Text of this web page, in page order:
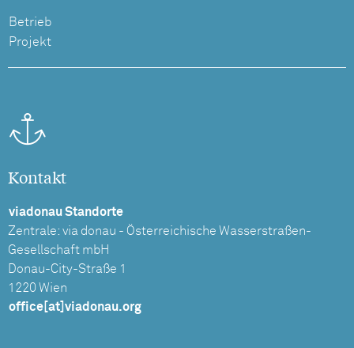
Betrieb
Projekt
Kontakt
viadonau Standorte
Zentrale: via donau - Österreichische Wasserstraßen-
Gesellschaft mbH
Donau-City-Straße 1
1220 Wien
office[at]viadonau.org